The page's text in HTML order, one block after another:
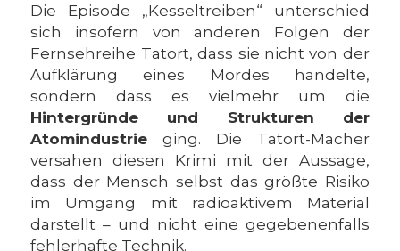
Die Episode „Kesseltreiben“ unterschied
sich insofern von anderen Folgen der
Fernsehreihe Tatort, dass sie nicht von der
Aufklärung eines Mordes handelte,
sondern dass es vielmehr um die
Hintergründe und Strukturen der
Atomindustrie ging. Die Tatort-Macher
versahen diesen Krimi mit der Aussage,
dass der Mensch selbst das größte Risiko
im Umgang mit radioaktivem Material
darstellt – und nicht eine gegebenenfalls
fehlerhafte Technik.